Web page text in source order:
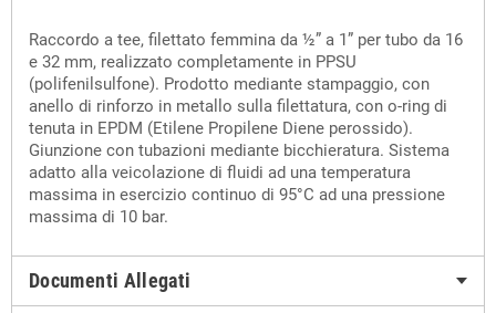
Raccordo a tee, filettato femmina da ½” a 1” per tubo da 16
e 32 mm, realizzato completamente in PPSU
(polifenilsulfone). Prodotto mediante stampaggio, con
anello di rinforzo in metallo sulla filettatura, con o-ring di
tenuta in EPDM (Etilene Propilene Diene perossido).
Giunzione con tubazioni mediante bicchieratura. Sistema
adatto alla veicolazione di fluidi ad una temperatura
massima in esercizio continuo di 95°C ad una pressione
massima di 10 bar.
Documenti Allegati